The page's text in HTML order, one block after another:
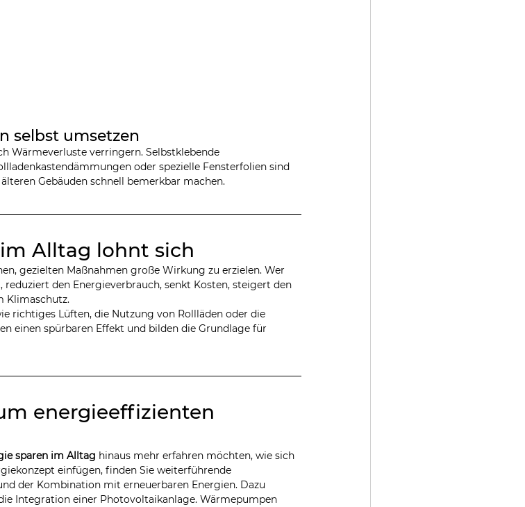
selbst umsetzen
Wärmeverluste verringern. Selbstklebende
oder spezielle Fensterfolien sind
Gebäuden schnell bemerkbar machen.
Alltag lohnt sich
gezielten Maßnahmen große Wirkung zu erzielen. Wer
den Energieverbrauch, senkt Kosten, steigert den
Klimaschutz.
richtiges Lüften, die Nutzung von Rollläden oder die
einen spürbaren Effekt und bilden die Grundlage für
energieeffizienten
sparen im Alltag hinaus mehr erfahren möchten, wie sich
einfügen, finden Sie weiterführende
der Kombination mit erneuerbaren Energien. Dazu
Integration einer Photovoltaikanlage. Wärmepumpen